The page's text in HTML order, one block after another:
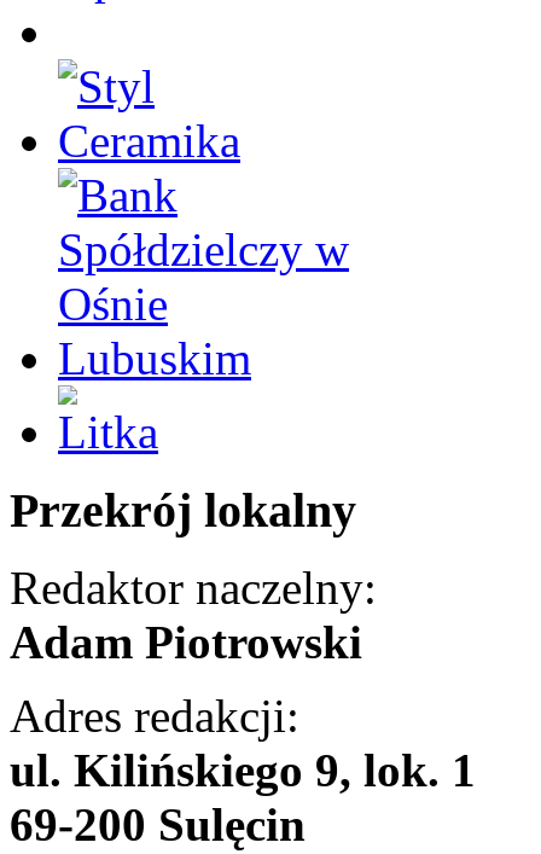
Przekrój lokalny
Redaktor naczelny:
Adam Piotrowski
Adres redakcji:
ul. Kilińskiego 9, lok. 1
69-200 Sulęcin